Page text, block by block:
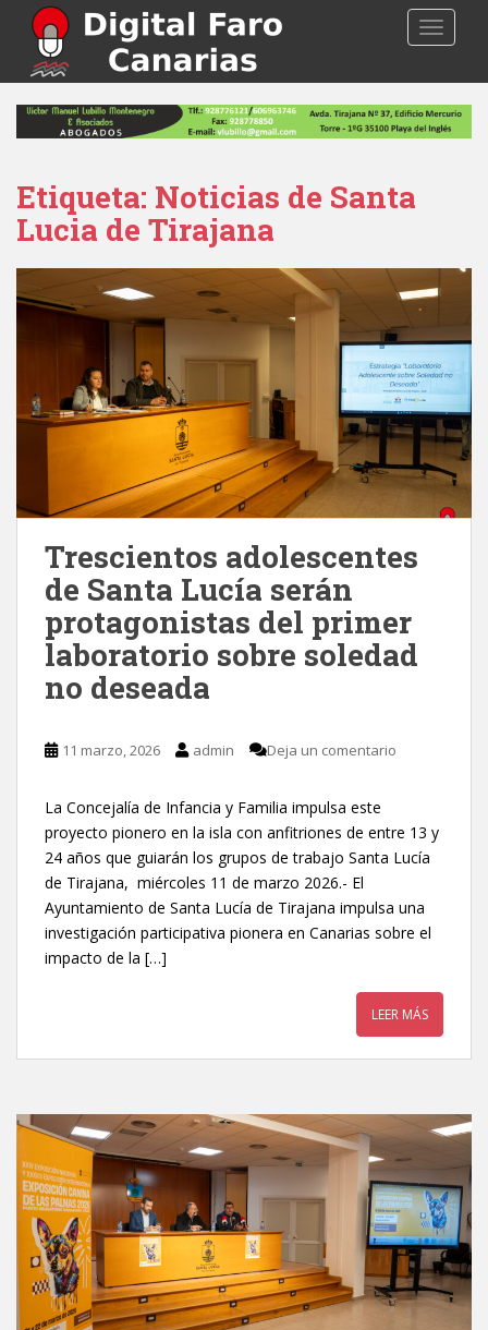
p
Etiqueta: Noticias de Santa
Lucia de Tirajana
Trescientos adolescentes
de Santa Lucía serán
protagonistas del primer
laboratorio sobre soledad
no deseada
11 marzo, 2026 admin Deja un comentario
La Concejalía de Infancia y Familia impulsa este
proyecto pionero en la isla con anfitriones de entre 13 y
24 años que guiarán los grupos de trabajo Santa Lucía
de Tirajana, miércoles 11 de marzo 2026.- El
Ayuntamiento de Santa Lucía de Tirajana impulsa una
investigación participativa pionera en Canarias sobre el
impacto de la […]
LEER MÁS